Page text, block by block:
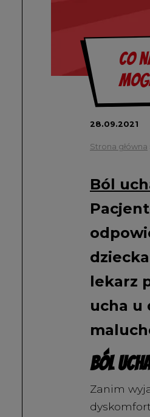
Co
28.09.2021
Strona główna
Ból
lekarz
ucha u
Ból
Zanim